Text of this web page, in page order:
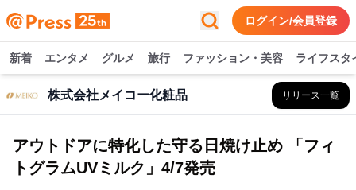
ログイン/会員登録
新着 エンタメ グルメ 旅行 ファッション・美容 ライフスタ
株式会社メイコー化粧品 リリース一覧
アウトドアに特化した守る日焼け止め 「フィ
トグラムUVミルク」4/7発売